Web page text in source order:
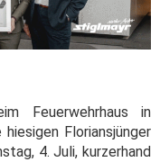
Feuerwehrhaus in
Floriansjünger
4. Juli, kurzerhand